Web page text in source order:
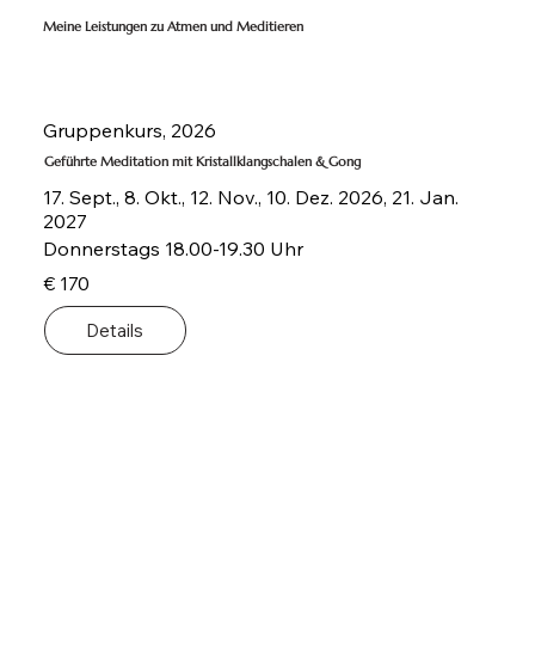
Meine Leistungen zu Atmen und Meditieren
Details
Gruppenkurs, 2026
Geführte Meditation mit Kristallklangschalen & Gong
17. Sept., 8. Okt., 12. Nov., 10. Dez. 2026, 21. Jan.
2027
€ 170
Donnerstags 18.00-19.30 Uhr